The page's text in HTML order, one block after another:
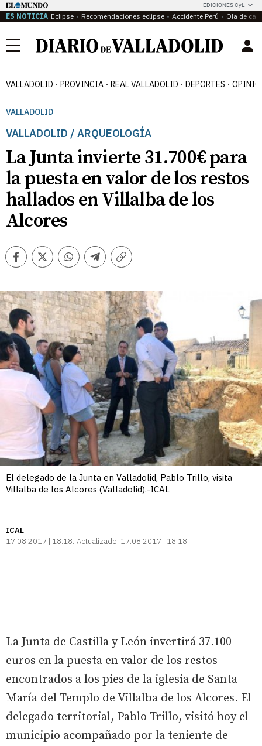
EDICIONES CyL
ES NOTICIA Eclipse Recomendaciones eclipse Accidente Perú Ola de
Menú
VALLADOLID PROVINCIA REAL VALLADOLID DEPORTES
VALLADOLID
VALLADOLID / ARQUEOLOGÍA
La Junta invierte 31.700€ para
la puesta en valor de los restos
hallados en Villalba de los
Alcores
FacebookTwitterWhatsappTelegramCopiar
El delegado de la Junta en Valladolid, Pablo Trillo, visita
Villalba de los Alcores (Valladolid).-ICAL
ICAL
17.08.2017 | 18:18 Actualizado: 17.08.2017 | 18:18
La Junta de Castilla y León invertirá 37.100
euros en la puesta en valor de los restos
encontrados a los pies de la iglesia de Santa
María del Templo de Villalba de los Alcores. El
delegado territorial, Pablo Trillo, visitó hoy el
municipio acompañado por la teniente de